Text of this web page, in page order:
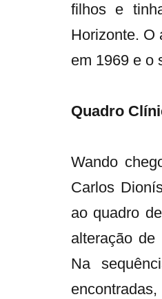
filhos e
Horizonte. O
em 1969 e o
Quadro
Wando
Carlos
ao quadro
alteração de
Na